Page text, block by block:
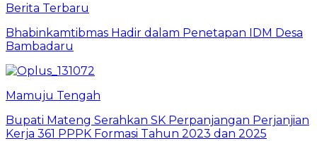
Berita Terbaru
Bhabinkamtibmas Hadir dalam Penetapan IDM Desa
Bambadaru
Mamuju Tengah
Bupati Mateng Serahkan SK Perpanjangan Perjanjian
Kerja 361 PPPK Formasi Tahun 2023 dan 2025